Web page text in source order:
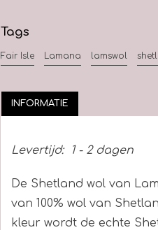
Tags
Fair Isle Lamana lamswol
INFORMATIE
Levertijd: 1 - 2 dagen
De Shetland wol van
van 100% wol van
kleur wordt de echte